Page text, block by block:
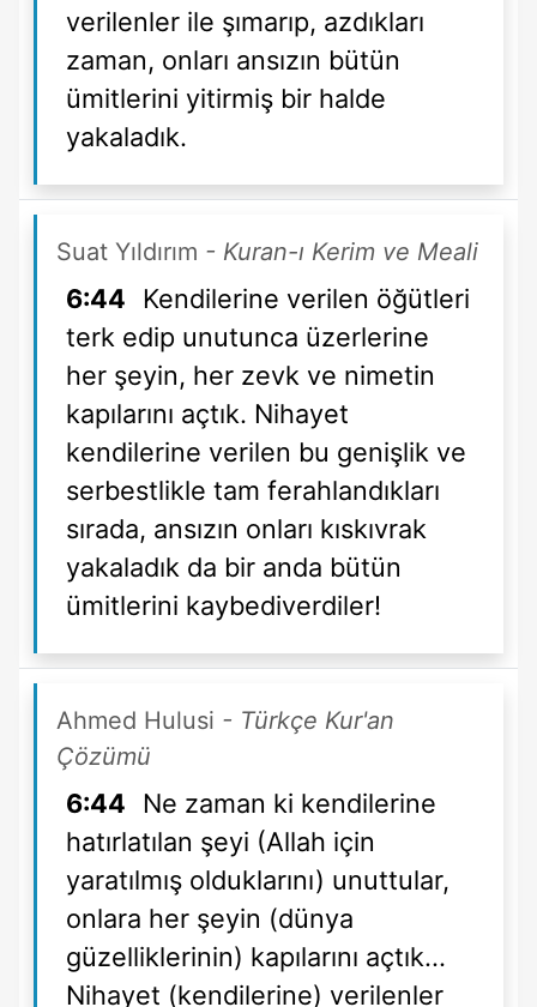
verilenler ile şımarıp, azdıkları
zaman, onları ansızın bütün
ümitlerini yitirmiş bir halde
yakaladık.
Suat Yıldırım - Kuran-ı Kerim ve Meali
6:44
Kendilerine verilen öğütleri
terk edip unutunca üzerlerine
her şeyin, her zevk ve nimetin
kapılarını açtık. Nihayet
kendilerine verilen bu genişlik ve
serbestlikle tam ferahlandıkları
sırada, ansızın onları kıskıvrak
yakaladık da bir anda bütün
ümitlerini kaybediverdiler!
Ahmed Hulusi - Türkçe Kur'an
Çözümü
6:44
Ne zaman ki kendilerine
hatırlatılan şeyi (Allah için
yaratılmış olduklarını) unuttular,
onlara her şeyin (dünya
güzelliklerinin) kapılarını açtık...
Nihayet (kendilerine) verilenler